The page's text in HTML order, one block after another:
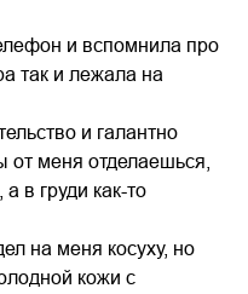
и вспомнила про
так и лежала на
и галантно
меня отделаешься,
в груди как-то
на меня косуху, но
кожи с